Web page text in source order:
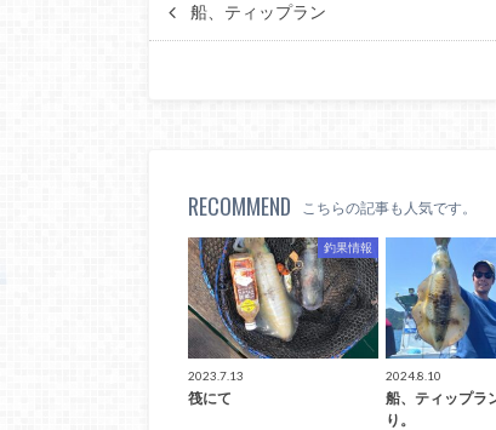
船、ティップラン
RECOMMEND こちらの記事も人気です。
釣果情報
2023.7.13
筏にて
2024.8.10
船、ティップラ
り。